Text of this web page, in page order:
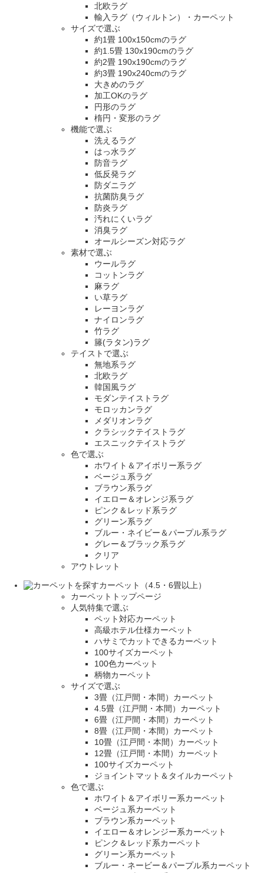
北欧ラグ
輸入ラグ（ウィルトン）・カーペット
サイズで選ぶ
約1畳 100x150cmのラグ
約1.5畳 130x190cmのラグ
約2畳 190x190cmのラグ
約3畳 190x240cmのラグ
大きめのラグ
加工OKのラグ
円形のラグ
楕円・変形のラグ
機能で選ぶ
洗えるラグ
はっ水ラグ
防音ラグ
低反発ラグ
防ダニラグ
抗菌防臭ラグ
防炎ラグ
汚れにくいラグ
消臭ラグ
オールシーズン対応ラグ
素材で選ぶ
ウールラグ
コットンラグ
麻ラグ
い草ラグ
レーヨンラグ
ナイロンラグ
竹ラグ
籐(ラタン)ラグ
テイストで選ぶ
無地系ラグ
北欧ラグ
韓国風ラグ
モダンテイストラグ
モロッカンラグ
メダリオンラグ
クラシックテイストラグ
エスニックテイストラグ
色で選ぶ
ホワイト＆アイボリー系ラグ
ベージュ系ラグ
ブラウン系ラグ
イエロー＆オレンジ系ラグ
ピンク＆レッド系ラグ
グリーン系ラグ
ブルー・ネイビー＆パープル系ラグ
グレー＆ブラック系ラグ
クリア
アウトレット
カーペット（4.5・6畳以上）
カーペットトップページ
人気特集で選ぶ
ペット対応カーペット
高級ホテル仕様カーペット
ハサミでカットできるカーペット
100サイズカーペット
100色カーペット
柄物カーペット
サイズで選ぶ
3畳（江戸間・本間）カーペット
4.5畳（江戸間・本間）カーペット
6畳（江戸間・本間）カーペット
8畳（江戸間・本間）カーペット
10畳（江戸間・本間）カーペット
12畳（江戸間・本間）カーペット
100サイズカーペット
ジョイントマット＆タイルカーペット
色で選ぶ
ホワイト＆アイボリー系カーペット
ベージュ系カーペット
ブラウン系カーペット
イエロー＆オレンジー系カーペット
ピンク＆レッド系カーペット
グリーン系カーペット
ブルー・ネービー＆パープル系カーペット